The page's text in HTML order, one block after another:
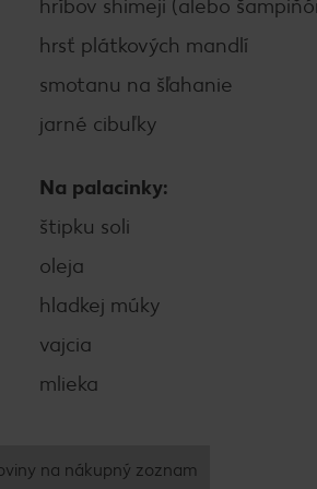
hríbov shimeji (alebo
hrsť plátkových mandlí
smotanu na šľahanie
jarné cibuľky
Na palacinky:
štipku soli
oleja
hladkej múky
vajcia
mlieka
na nákupný zoznam